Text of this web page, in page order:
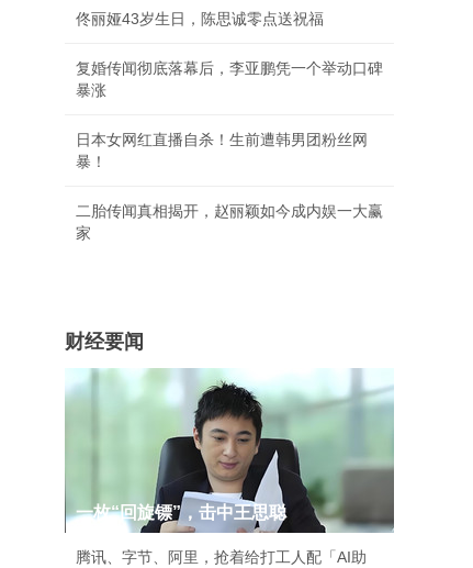
佟丽娅43岁生日，陈思诚零点送祝福
复婚传闻彻底落幕后，李亚鹏凭一个举动口碑
暴涨
日本女网红直播自杀！生前遭韩男团粉丝网
暴！
二胎传闻真相揭开，赵丽颖如今成内娱一大赢
家
财经要闻
一枚“回旋镖”，击中王思聪
腾讯、字节、阿里，抢着给打工人配「AI助